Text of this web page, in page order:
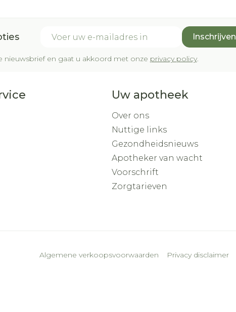
Inschrijven
nieuwsbrief en gaat u akkoord met onze privacy policy.
Uw apotheek
Over ons
Nuttige links
Gezondheidsnieuws
Apotheker van wacht
Voorschrift
Zorgtarieven
Algemene verkoopsvoorwaarden Privacy disclaimer